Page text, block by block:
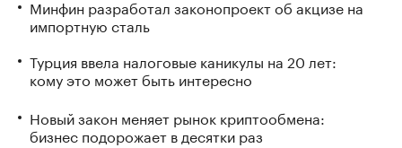
Минфин разработал законопроект об акцизе на
импортную сталь
Турция ввела налоговые каникулы на 20 лет:
кому это может быть интересно
Новый закон меняет рынок криптообмена:
бизнес подорожает в десятки раз